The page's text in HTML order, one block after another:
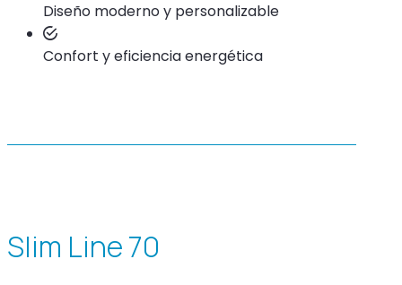
Diseño moderno y personalizable
Confort y eficiencia energética
Slim Line 70